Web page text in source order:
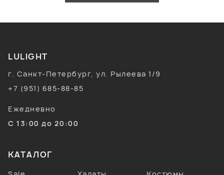
LULIGHT
г. Санкт-Петербург, ул. Рылеева 1/9
+7 (951) 685-88-85
Ежедневно
С 13:00 до 20:00
КАТАЛОГ